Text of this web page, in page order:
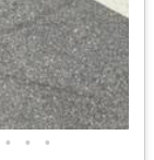
• • •